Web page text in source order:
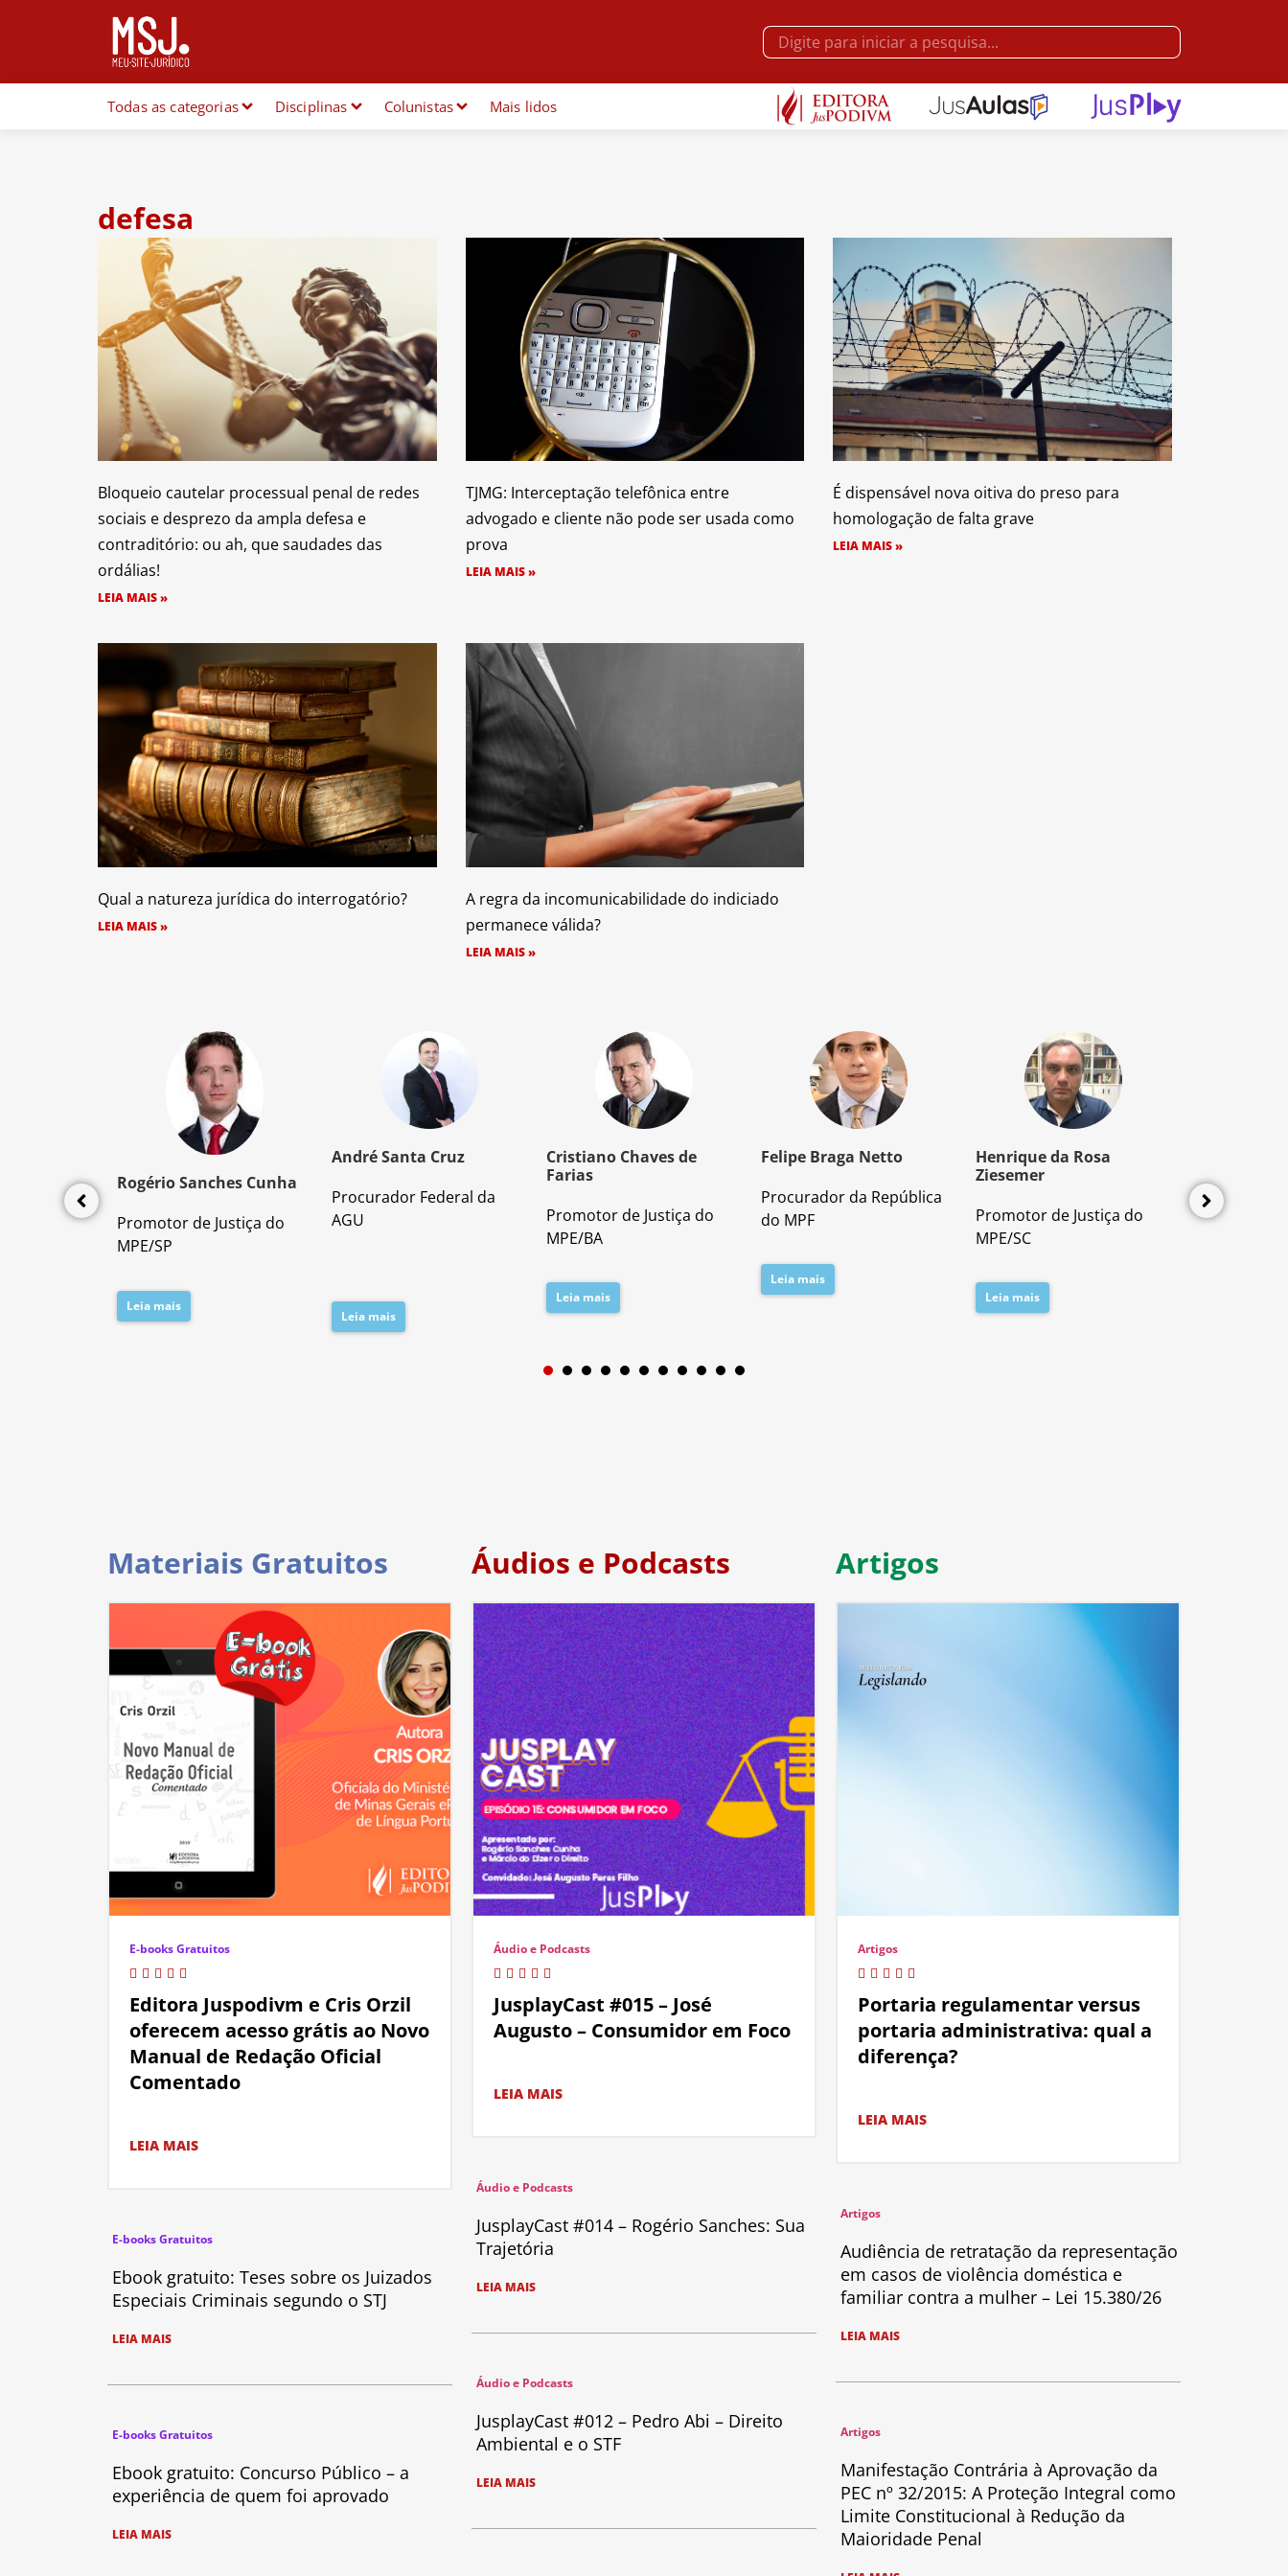
Todas as categorias Disciplinas Colunistas Mais lidos
defesa
Bloqueio cautelar processual penal de redes
sociais e desprezo da ampla defesa e
contraditório: ou ah, que saudades das
ordálias!
LEIA MAIS »
TJMG: Interceptação telefônica entre
advogado e cliente não pode ser usada como
prova
LEIA MAIS »
É dispensável nova oitiva do preso para
homologação de falta grave
LEIA MAIS »
Qual a natureza jurídica do interrogatório?
LEIA MAIS »
A regra da incomunicabilidade do indiciado
permanece válida?
LEIA MAIS »
Civil
Rogério Sanches Cunha
Promotor de Justiça do
MPE/SP
Leia mais
André Santa Cruz
Procurador Federal da
AGU
Leia mais
Cristiano Chaves de
Farias
Promotor de Justiça do
MPE/BA
Leia mais
Felipe Braga Netto
Procurador da República
do MPF
Leia mais
Henrique da Rosa
Ziesemer
Promotor de Justiça do
MPE/SC
Leia mais
Advogado e
Direito
1 2
Materiais Gratuitos
E-books Gratuitos
Editora Juspodivm e Cris Orzil
oferecem acesso grátis ao Novo
Manual de Redação Oficial
Comentado
LEIA MAIS
E-books Gratuitos
Ebook gratuito: Teses sobre os Juizados
Especiais Criminais segundo o STJ
LEIA MAIS
E-books Gratuitos
Ebook gratuito: Concurso Público – a
experiência de quem foi aprovado
LEIA MAIS
Áudios e Podcasts
Áudio e Podcasts
JusplayCast #015 – José
Augusto – Consumidor em Foco
LEIA MAIS
Áudio e Podcasts
JusplayCast #014 – Rogério Sanches: Sua
Trajetória
LEIA MAIS
Áudio e Podcasts
JusplayCast #012 – Pedro Abi – Direito
Ambiental e o STF
LEIA MAIS
Artigos
Artigos
Portaria regulamentar versus
portaria administrativa: qual a
diferença?
LEIA MAIS
Artigos
Audiência de retratação da representação
em casos de violência doméstica e
familiar contra a mulher – Lei 15.380/26
LEIA MAIS
Artigos
Manifestação Contrária à Aprovação da
PEC nº 32/2015: A Proteção Integral como
Limite Constitucional à Redução da
Maioridade Penal